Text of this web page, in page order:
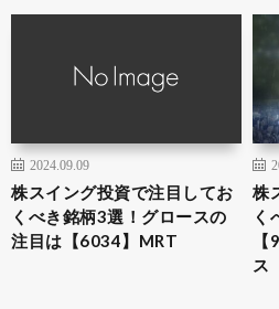
2024.09.09
株スイング投資で注目してお
くべき銘柄3選！グロースの
注目は【6034】MRT
株
く
ス